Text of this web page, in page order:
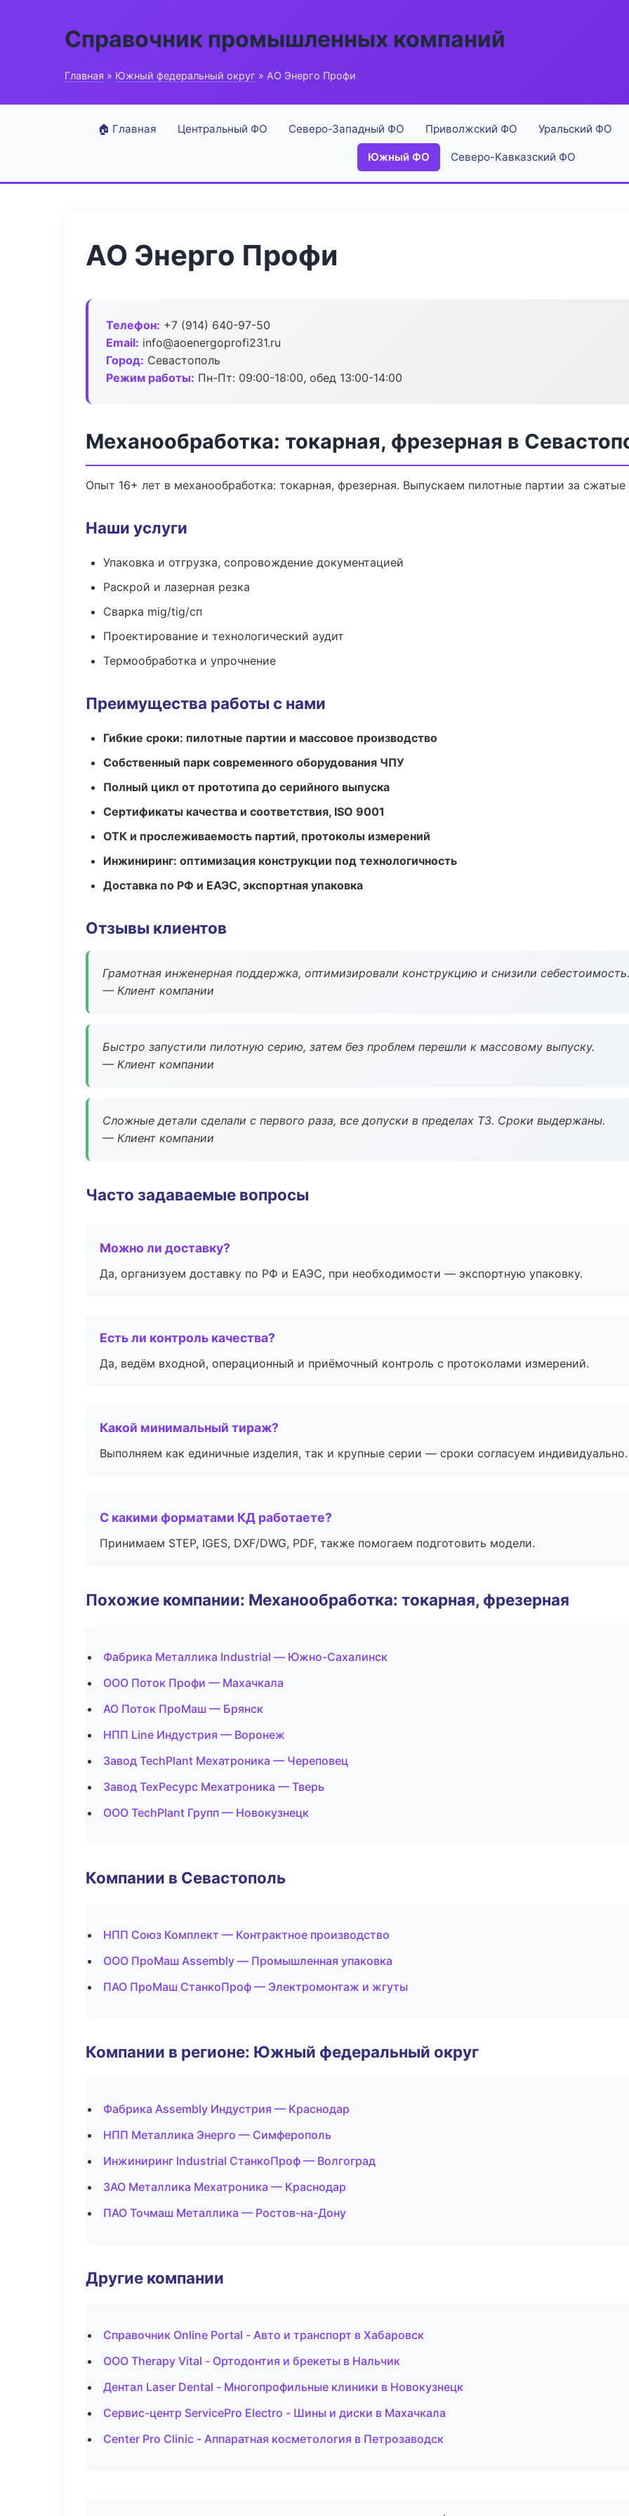
Справочник промышленных компаний
Главная » Южный федеральный округ » АО Энерго Профи
🏠 Главная Центральный ФО Северо-Западный ФО Приволжский ФО Уральский ФО
Южный ФО Северо-Кавказский ФО
АО Энерго Профи
Телефон: +7 (914) 640-97-50
Email: info@aoenergoprofi231.ru
Город: Севастополь
Режим работы: Пн-Пт: 09:00-18:00, обед 13:00-14:00
Механообработка: токарная, фрезерная в
Опыт 16+ лет в механообработка: токарная, фрезерная. Выпускаем пилотные партии за
Наши услуги
Упаковка и отгрузка, сопровождение документацией
Раскрой и лазерная резка
Сварка mig/tig/сп
Проектирование и технологический аудит
Термообработка и упрочнение
Преимущества работы с нами
Гибкие сроки: пилотные партии и массовое производство
Собственный парк современного оборудования ЧПУ
Полный цикл от прототипа до серийного выпуска
Сертификаты качества и соответствия, ISO 9001
ОТК и прослеживаемость партий, протоколы измерений
Инжиниринг: оптимизация конструкции под технологичность
Доставка по РФ и ЕАЭС, экспортная упаковка
Отзывы клиентов
Грамотная инженерная поддержка, оптимизировали конструкцию и снизили себестоимость.
— Клиент компании
Быстро запустили пилотную серию, затем без проблем перешли к массовому выпуску.
— Клиент компании
Сложные детали сделали с первого раза, все допуски в пределах ТЗ. Сроки выдержаны.
— Клиент компании
Часто задаваемые вопросы
Можно ли доставку?
Да, организуем доставку по РФ и ЕАЭС, при необходимости — экспортную упаковку.
Есть ли контроль качества?
Да, ведём входной, операционный и приёмочный контроль с протоколами измерений.
Какой минимальный тираж?
Выполняем как единичные изделия, так и крупные серии — сроки согласуем индивидуально.
С какими форматами КД работаете?
Принимаем STEP, IGES, DXF/DWG, PDF, также помогаем подготовить модели.
Похожие компании: Механообработка: токарная, фрезерная
Фабрика Металлика Industrial — Южно-Сахалинск
ООО Поток Профи — Махачкала
АО Поток ПроМаш — Брянск
НПП Line Индустрия — Воронеж
Завод TechPlant Мехатроника — Череповец
Завод ТехРесурс Мехатроника — Тверь
ООО TechPlant Групп — Новокузнецк
Компании в Севастополь
НПП Союз Комплект — Контрактное производство
ООО ПроМаш Assembly — Промышленная упаковка
ПАО ПроМаш СтанкоПроф — Электромонтаж и жгуты
Компании в регионе: Южный федеральный округ
Фабрика Assembly Индустрия — Краснодар
НПП Металлика Энерго — Симферополь
Инжиниринг Industrial СтанкоПроф — Волгоград
ЗАО Металлика Мехатроника — Краснодар
ПАО Точмаш Металлика — Ростов-на-Дону
Другие компании
Справочник Online Portal - Авто и транспорт в Хабаровск
ООО Therapy Vital - Ортодонтия и брекеты в Нальчик
Дентал Laser Dental - Многопрофильные клиники в Новокузнецк
Сервис-центр ServicePro Electro - Шины и диски в Махачкала
Center Pro Clinic - Аппаратная косметология в Петрозаводск